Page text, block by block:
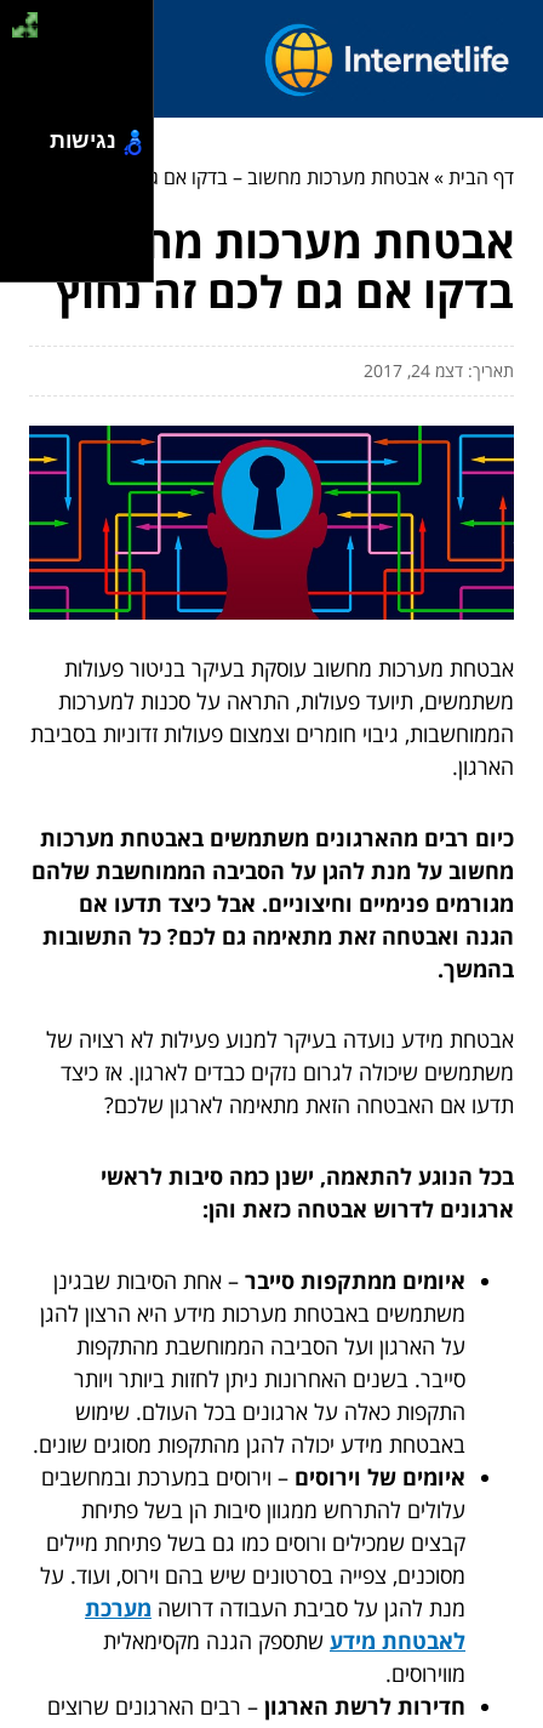
דף הבית»אבטחת מערכות מחשוב – בדקו אם גם לכם זה נחוץ
אבטחת מערכות מחשוב –
בדקו אם גם לכם זה נחוץ
תאריך: דצמ 24, 2017
אבטחת מערכות מחשוב עוסקת בעיקר בניטור פעולות
משתמשים, תיועד פעולות, התראה על סכנות למערכות
הממוחשבות, גיבוי חומרים וצמצום פעולות זדוניות בסביבת
הארגון.
כיום רבים מהארגונים משתמשים באבטחת מערכות
מחשוב על מנת להגן על הסביבה הממוחשבת שלהם
מגורמים פנימיים וחיצוניים. אבל כיצד תדעו אם
הגנה ואבטחה זאת מתאימה גם לכם? כל התשובות
בהמשך.
אבטחת מידע נועדה בעיקר למנוע פעילות לא רצויה של
משתמשים שיכולה לגרום נזקים כבדים לארגון. אז כיצד
תדעו אם האבטחה הזאת מתאימה לארגון שלכם?
בכל הנוגע להתאמה, ישנן כמה סיבות לראשי
ארגונים לדרוש אבטחה כזאת והן:
איומים ממתקפות סייבר – אחת הסיבות שבגינן
משתמשים באבטחת מערכות מידע היא הרצון להגן
על הארגון ועל הסביבה הממוחשבת מהתקפות
סייבר. בשנים האחרונות ניתן לחזות ביותר ויותר
התקפות כאלה על ארגונים בכל העולם. שימוש
באבטחת מידע יכולה להגן מהתקפות מסוגים שונים.
איומים של וירוסים – וירוסים במערכת ובמחשבים
עלולים להתרחש ממגוון סיבות הן בשל פתיחת
קבצים שמכילים ורוסים כמו גם בשל פתיחת מיילים
מסוכנים, צפייה בסרטונים שיש בהם וירוס, ועוד. על
מנת להגן על סביבת העבודה דרושה מערכת
לאבטחת מידע שתספק הגנה מקסימאלית
מווירוסים.
חדירות לרשת הארגון – רבים הארגונים שרוצים
נגישות